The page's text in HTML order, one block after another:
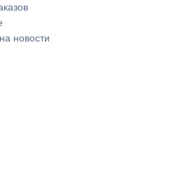
новости